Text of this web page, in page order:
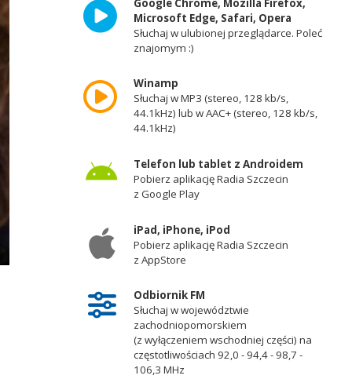
Google Chrome, Mozilla Firefox,
Microsoft Edge, Safari, Opera
Słuchaj w ulubionej przeglądarce. Poleć
znajomym :)
Winamp
Słuchaj w MP3 (stereo, 128 kb/s,
44.1kHz) lub w AAC+ (stereo, 128 kb/s,
44.1kHz)
Telefon lub tablet z Androidem
Pobierz aplikację Radia Szczecin
z Google Play
iPad, iPhone, iPod
Pobierz aplikację Radia Szczecin
z AppStore
Odbiornik FM
Słuchaj w województwie
zachodniopomorskiem
(z wyłączeniem wschodniej części) na
częstotliwościach 92,0 - 94,4 - 98,7 -
106,3 MHz